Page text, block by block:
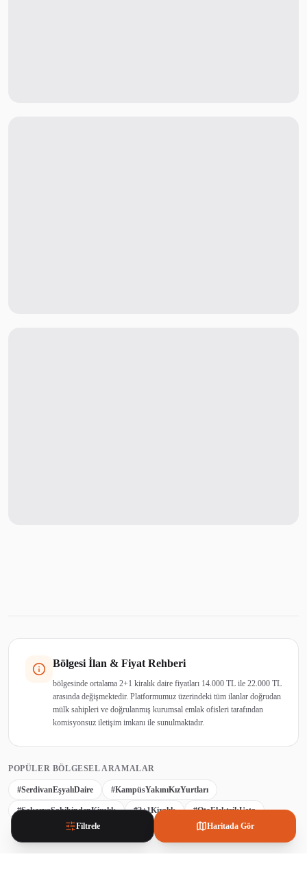
Filtrele Haritada Gör
Bölgesi İlan & Fiyat Rehberi
bölgesinde ortalama 2+1 kiralık daire fiyatları 14.000 TL ile 22.000 TL
arasında değişmektedir. Platformumuz üzerindeki tüm ilanlar doğrudan
mülk sahipleri ve doğrulanmış kurumsal emlak ofisleri tarafından
komisyonsuz iletişim imkanı ile sunulmaktadır.
POPÜLER BÖLGESEL ARAMALAR
#SerdivanEşyalıDaire #KampüsYakınıKızYurtları
#SakaryaSahibindenKiralık #2+1Kiralık #OtoElektrikUsta